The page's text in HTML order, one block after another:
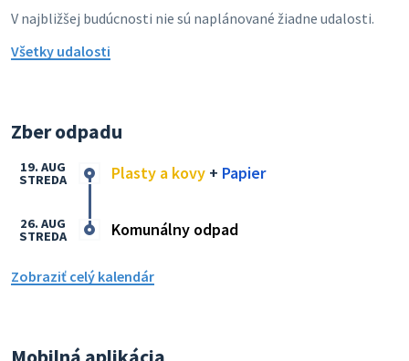
V najbližšej budúcnosti nie sú naplánované žiadne udalosti.
Všetky udalosti
Zber odpadu
Plasty a kovy + Papier
19. AUG
STREDA
Komunálny odpad
26. AUG
STREDA
Zobraziť celý kalendár